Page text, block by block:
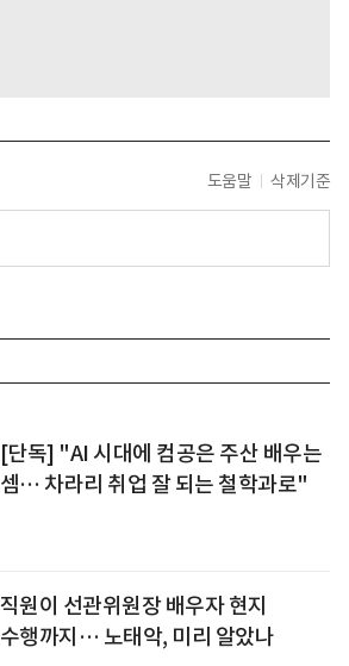
도움말 삭제기준
[단독] "AI 시대에 컴공은 주산 배우는
셈… 차라리 취업 잘 되는 철학과로"
직원이 선관위원장 배우자 현지
수행까지… 노태악, 미리 알았나